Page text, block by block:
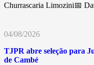
Churrascaria Limozini📅
04/08/2026
TJPR abre seleção para
de Cambé